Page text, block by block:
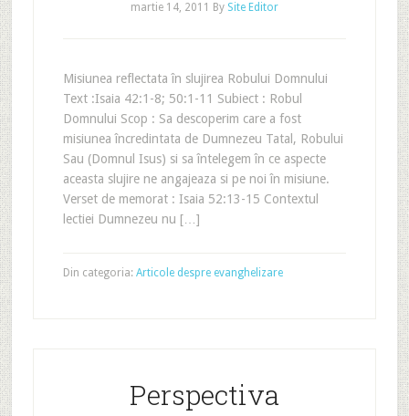
martie 14, 2011 By Site Editor
Misiunea reflectata în slujirea Robului Domnului
Text :Isaia 42:1-8; 50:1-11 Subiect : Robul
Domnului Scop : Sa descoperim care a fost
misiunea încredintata de Dumnezeu Tatal, Robului
Sau (Domnul Isus) si sa întelegem în ce aspecte
aceasta slujire ne angajeaza si pe noi în misiune.
Verset de memorat : Isaia 52:13-15 Contextul
lectiei Dumnezeu nu […]
Din categoria: Articole despre evanghelizare
Perspectiva